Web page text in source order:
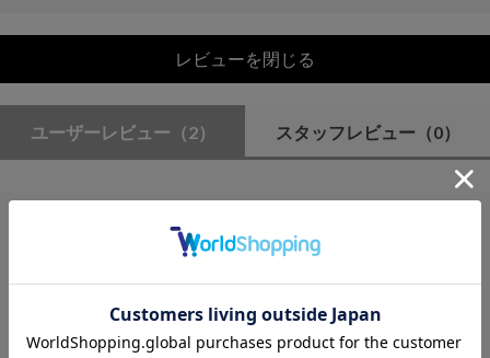
レビューを閉じる
ユーザーレビュー （2） スタッフレビュー （0）
絞り込み
使いやすい